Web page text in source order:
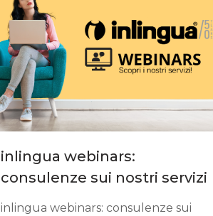
inlingua webinars:
consulenze sui nostri servizi
inlingua webinars: consulenze sui